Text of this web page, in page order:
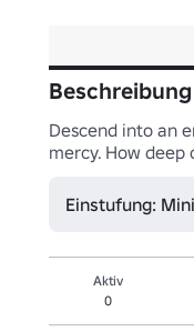
Beschreibung
Descend into an
mercy. How
Einstufung:
Aktiv
0